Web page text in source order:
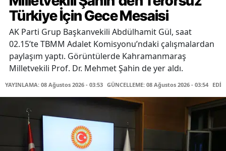
Türkiye İçin Gece Mesaisi
AK Parti Grup Başkanvekili Abdülhamit Gül, saat
02.15’te TBMM Adalet Komisyonu’ndaki çalışmalardan
paylaşım yaptı. Görüntülerde Kahramanmaraş
Milletvekili Prof. Dr. Mehmet Şahin de yer aldı.
YAYINLAMA: 08 Ağustos 2026 - 03:53 GÜNCELLEME: 08 Ağustos 2026 - 03:54